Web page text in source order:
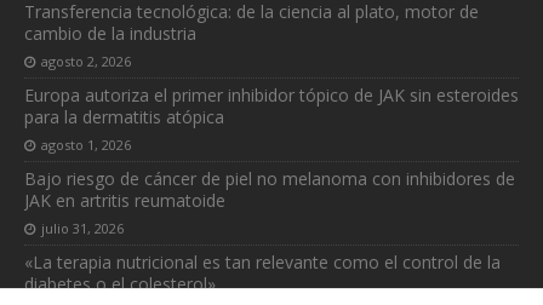
Transferencia tecnológica: de la ciencia al plato, motor de
cambio de la industria
agosto 2, 2026
Europa autoriza el primer inhibidor tópico de JAK sin esteroides
para la dermatitis atópica
agosto 1, 2026
Bajo riesgo de cáncer de piel no melanoma con inhibidores de
JAK en artritis reumatoide
julio 31, 2026
«La terapia nutricional es tan relevante como el control de la
diabetes o el colesterol»